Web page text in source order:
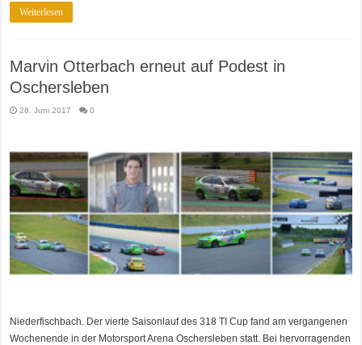
Weiterlesen
Marvin Otterbach erneut auf Podest in
Oschersleben
28. Juni 2017 0
Niederfischbach. Der vierte Saisonlauf des 318 TI Cup fand am vergangenen
Wochenende in der Motorsport Arena Oschersleben statt. Bei hervorragenden